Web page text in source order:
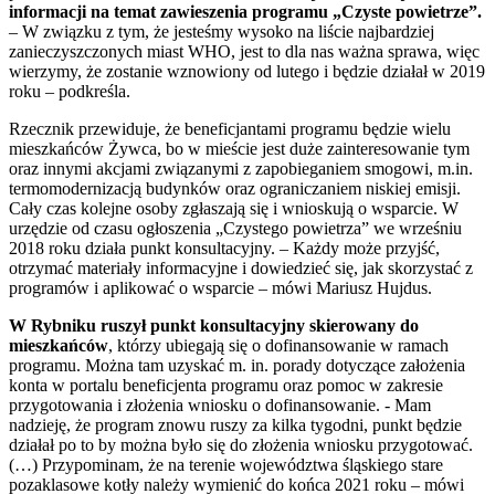
informacji na temat zawieszenia programu „Czyste powietrze”.
– W związku z tym, że jesteśmy wysoko na liście najbardziej
zanieczyszczonych miast WHO, jest to dla nas ważna sprawa, więc
wierzymy, że zostanie wznowiony od lutego i będzie działał w 2019
roku – podkreśla.
Rzecznik przewiduje, że beneficjantami programu będzie wielu
mieszkańców Żywca, bo w mieście jest duże zainteresowanie tym
oraz innymi akcjami związanymi z zapobieganiem smogowi, m.in.
termomodernizacją budynków oraz ograniczaniem niskiej emisji.
Cały czas kolejne osoby zgłaszają się i wnioskują o wsparcie. W
urzędzie od czasu ogłoszenia „Czystego powietrza” we wrześniu
2018 roku działa punkt konsultacyjny. – Każdy może przyjść,
otrzymać materiały informacyjne i dowiedzieć się, jak skorzystać z
programów i aplikować o wsparcie – mówi Mariusz Hujdus.
W Rybniku ruszył punkt konsultacyjny skierowany do
mieszkańców, którzy ubiegają się o dofinansowanie w ramach
programu. Można tam uzyskać m. in. porady dotyczące założenia
konta w portalu beneficjenta programu oraz pomoc w zakresie
przygotowania i złożenia wniosku o dofinansowanie. - Mam
nadzieję, że program znowu ruszy za kilka tygodni, punkt będzie
działał po to by można było się do złożenia wniosku przygotować.
(…) Przypominam, że na terenie województwa śląskiego stare
pozaklasowe kotły należy wymienić do końca 2021 roku – mówi